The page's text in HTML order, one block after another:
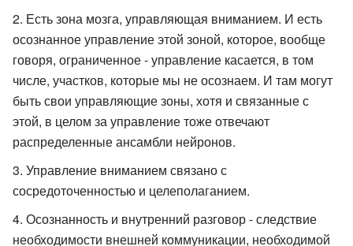
Есть зона мозга, управляющая вниманием. И есть
осознанное управление этой зоной, которое, вообще
говоря, ограниченное - управление касается, в том
числе, участков, которые мы не осознаем. И там могут
быть свои управляющие зоны, хотя и связанные с
этой, в целом за управление тоже отвечают
распределенные ансамбли нейронов.
Управление вниманием связано с
сосредоточенностью и целеполаганием.
Осознанность и внутренний разговор - следствие
необходимости внешней коммуникации, необходимой